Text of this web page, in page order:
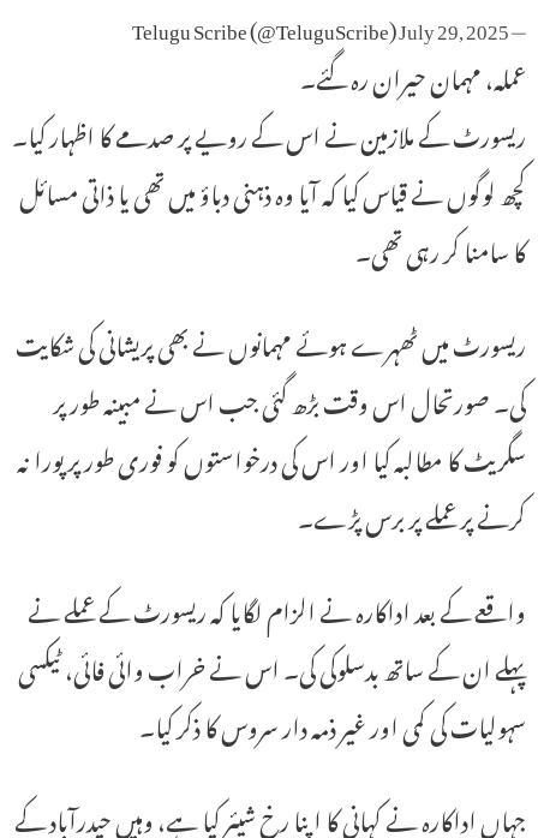
— Telugu Scribe (@TeluguScribe)
July 29, 2025
عملہ، مہمان حیران رہ گئے۔
ریسورٹ کے ملازمین نے اس کے رویے پر صدمے کا اظہار کیا۔
کچھ لوگوں نے قیاس کیا کہ آیا وہ ذہنی دباؤ میں تھی یا ذاتی مسائل
کا سامنا کر رہی تھی۔
ریسورٹ میں ٹھہرے ہوئے مہمانوں نے بھی پریشانی کی شکایت
کی۔ صورتحال اس وقت بڑھ گئی جب اس نے مبینہ طور پر
سگریٹ کا مطالبہ کیا اور اس کی درخواستوں کو فوری طور پر پورا نہ
کرنے پر عملے پر برس پڑے۔
واقعے کے بعد اداکارہ نے الزام لگایا کہ ریسورٹ کے عملے نے
پہلے ان کے ساتھ بدسلوکی کی۔ اس نے خراب وائی فائی، ٹیکسی
سہولیات کی کمی اور غیر ذمہ دار سروس کا ذکر کیا۔
جہاں اداکارہ نے کہانی کا اپنا رخ شیئر کیا ہے، وہیں حیدرآباد کے